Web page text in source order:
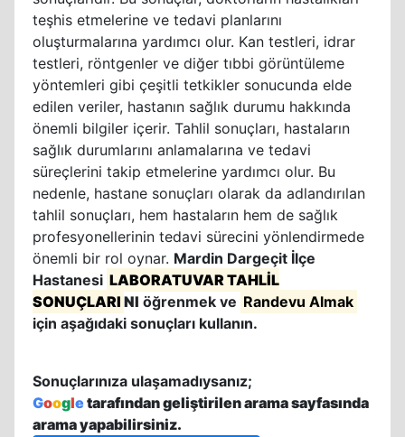
teşhis etmelerine ve tedavi planlarını
oluşturmalarına yardımcı olur. Kan testleri, idrar
testleri, röntgenler ve diğer tıbbi görüntüleme
yöntemleri gibi çeşitli tetkikler sonucunda elde
edilen veriler, hastanın sağlık durumu hakkında
önemli bilgiler içerir. Tahlil sonuçları, hastaların
sağlık durumlarını anlamalarına ve tedavi
süreçlerini takip etmelerine yardımcı olur. Bu
nedenle, hastane sonuçları olarak da adlandırılan
tahlil sonuçları, hem hastaların hem de sağlık
profesyonellerinin tedavi sürecini yönlendirmede
önemli bir rol oynar. Mardin Dargeçit İlçe
Hastanesi LABORATUVAR TAHLİL
SONUÇLARI NI öğrenmek ve Randevu Almak
için aşağıdaki sonuçları kullanın.
Sonuçlarınıza ulaşamadıysanız;
Googletarafından geliştirilen arama sayfasında
arama yapabilirsiniz.